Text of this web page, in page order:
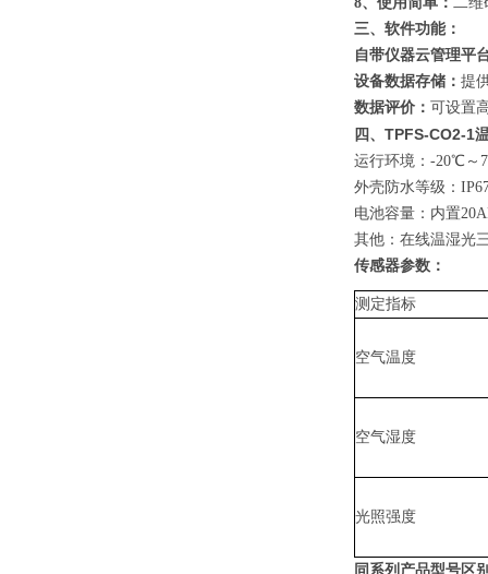
三、软件功能：
自带仪器云管理平
设备数据存储： 提
数据评价： 可设置
四、 TPFS-CO2-1
运行环境： -20℃～
外壳防水等级：
电池容量：内置
其他：在线温湿光
传感器参数：
测定指标
空气温度
空气湿度
光照强度
同系列产品型号区